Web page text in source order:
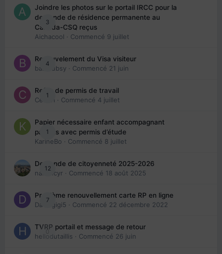
3
Joindre les photos sur le portail IRCC pour la
demande de résidence permanente au
Canada-CSQ reçus
Aichacool · Commencé 9 juillet
4
Renouvelement du Visa visiteur
babibubsy · Commencé 21 juin
1
Refus de permis de travail
Cedbri · Commencé 4 juillet
1
Papier nécessaire enfant accompagnant
parents avec permis d’étude
KarineBo · Commencé 8 juillet
12
Demande de citoyenneté 2025-2026
nanancyr · Commencé 18 août 2025
7
Problème renouvellement carte RP en ligne
Davidgigi5 · Commencé 22 décembre 2022
0
TVRP portail et message de retour
hellodutaillis · Commencé 26 juin